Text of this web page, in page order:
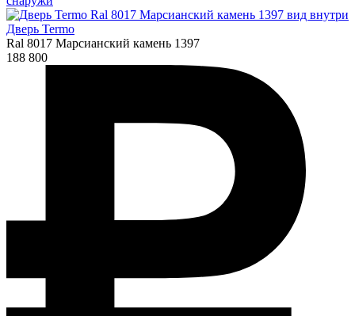
Дверь Termo
Ral 8017 Марсианский камень 1397
188 800